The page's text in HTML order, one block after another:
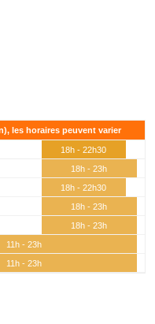
les horaires peuvent varier
18h - 22h30
18h - 23h
18h - 22h30
18h - 23h
18h - 23h
11h - 23h
11h - 23h